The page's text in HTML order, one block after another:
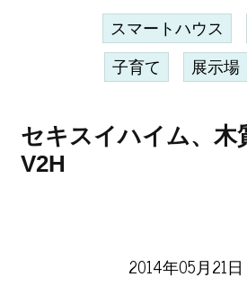
スマートハウス
子育て 展示場
セキスイハイム、木
V2H
2014年05月21日